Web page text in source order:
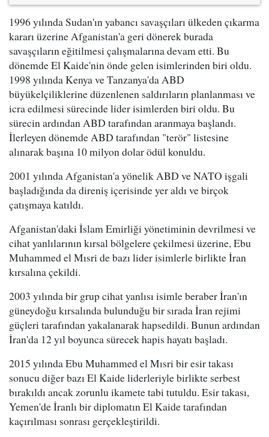
1996 yılında Sudan'ın yabancı savaşçıları ülkeden çıkarma
kararı üzerine Afganistan'a geri dönerek burada
savaşçıların eğitilmesi çalışmalarına devam etti. Bu
dönemde El Kaide'nin önde gelen isimlerinden biri oldu.
1998 yılında Kenya ve Tanzanya'da ABD
büyükelçiliklerine düzenlenen saldırıların planlanması ve
icra edilmesi sürecinde lider isimlerden biri oldu. Bu
sürecin ardından ABD tarafından aranmaya başlandı.
İlerleyen dönemde ABD tarafından "terör" listesine
alınarak başına 10 milyon dolar ödül konuldu.
2001 yılında Afganistan'a yönelik ABD ve NATO işgali
başladığında da direniş içerisinde yer aldı ve birçok
çatışmaya katıldı.
Afganistan'daki İslam Emirliği yönetiminin devrilmesi ve
cihat yanlılarının kırsal bölgelere çekilmesi üzerine, Ebu
Muhammed el Mısri de bazı lider isimlerle birlikte İran
kırsalına çekildi.
2003 yılında bir grup cihat yanlısı isimle beraber İran'ın
güneydoğu kırsalında bulunduğu bir sırada İran rejimi
güçleri tarafından yakalanarak hapsedildi. Bunun ardından
İran'da 12 yıl boyunca sürecek hapis hayatı başladı.
2015 yılında Ebu Muhammed el Mısri bir esir takası
sonucu diğer bazı El Kaide liderleriyle birlikte serbest
bırakıldı ancak zorunlu ikamete tabi tutuldu. Esir takası,
Yemen'de İranlı bir diplomatın El Kaide tarafından
kaçırılması sonrası gerçekleştirildi.